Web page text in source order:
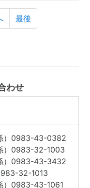
最後
わせ
）0983-43-0382
）0983-32-1003
）0983-43-3432
32-1013
）0983-43-1061